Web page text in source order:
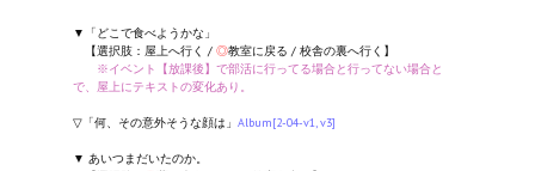
▼「どこで食べようかな」
【選択肢：屋上へ行く / ◎教室に戻る / 校舎の裏へ行く】
※イベント【放課後】で部活に行ってる場合と行ってない場合と
で、屋上にテキストの変化あり。
▽「何、その意外そうな顔は」 Album[2-04-v1, v3]
▼ あいつまだいたのか。